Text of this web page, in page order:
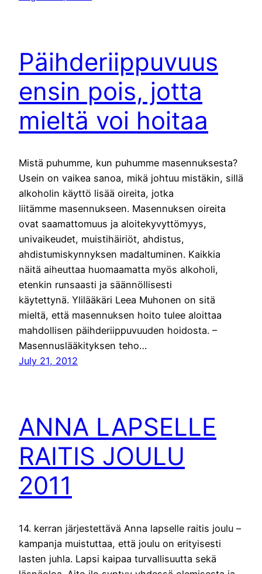
Päihderiippuvuus
ensin pois, jotta
mieltä voi hoitaa
Mistä puhumme, kun puhumme masennuksesta?
Usein on vaikea sanoa, mikä johtuu mistäkin, sillä
alkoholin käyttö lisää oireita, jotka
liitämme masennukseen. Masennuksen oireita
ovat saamattomuus ja aloitekyvyttömyys,
univaikeudet, muistihäiriöt, ahdistus,
ahdistumiskynnyksen madaltuminen. Kaikkia
näitä aiheuttaa huomaamatta myös alkoholi,
etenkin runsaasti ja säännöllisesti
käytettynä. Ylilääkäri Leea Muhonen on sitä
mieltä, että masennuksen hoito tulee aloittaa
mahdollisen päihderiippuvuuden hoidosta. –
Masennuslääkityksen teho…
July 21, 2012
ANNA LAPSELLE
RAITIS JOULU
2011
14. kerran järjestettävä Anna lapselle raitis joulu –
kampanja muistuttaa, että joulu on erityisesti
lasten juhla. Lapsi kaipaa turvallisuutta sekä